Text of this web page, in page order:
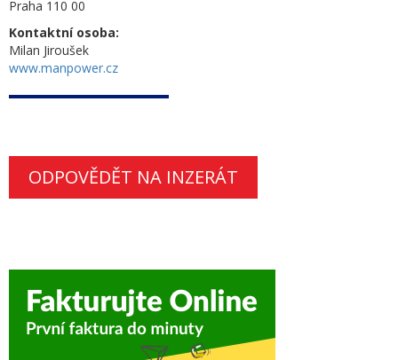
Praha 110 00
Kontaktní osoba:
Milan Jiroušek
www.manpower.cz
ODPOVĚDĚT NA INZERÁT